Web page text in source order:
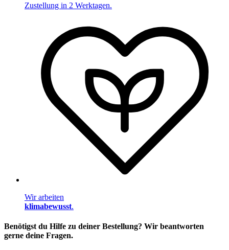
Zustellung in 2 Werktagen.
Wir arbeiten
klimabewusst.
Benötigst du Hilfe zu deiner Bestellung? Wir beantworten
gerne deine Fragen.